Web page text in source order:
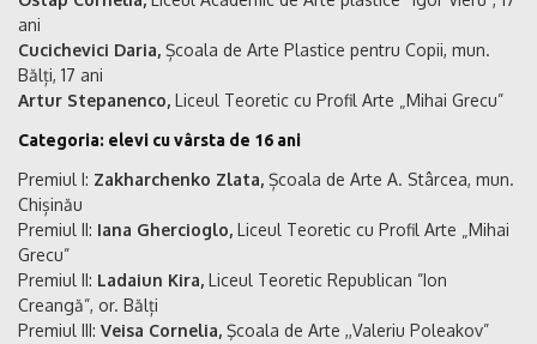
ani
Cucichevici Daria, Școala de Arte Plastice pentru Copii, mun.
Bălți, 17 ani
Artur Stepanenco, Liceul Teoretic cu Profil Arte „Mihai Grecu”
Categoria: elevi cu vârsta de 16 ani
Premiul I: Zakharchenko Zlata, Școala de Arte A. Stârcea, mun.
Chișinău
Premiul II: Iana Ghercioglo, Liceul Teoretic cu Profil Arte „Mihai
Grecu”
Premiul II: Ladaiun Kira, Liceul Teoretic Republican ”Ion
Creangă”, or. Bălți
Premiul III: Veisa Cornelia, Şcoala de Arte ,,Valeriu Poleakov”